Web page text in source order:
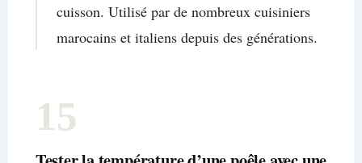
cuisson. Utilisé par de nombreux cuisiniers
marocains et italiens depuis des générations.
15